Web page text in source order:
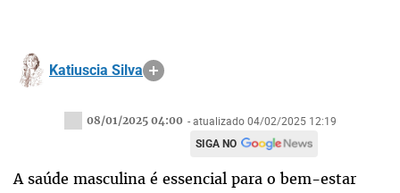
Katiuscia Silva
08/01/2025 04:00 - atualizado 04/02/2025 12:19
SIGA NO
A saúde masculina é essencial para o bem-estar